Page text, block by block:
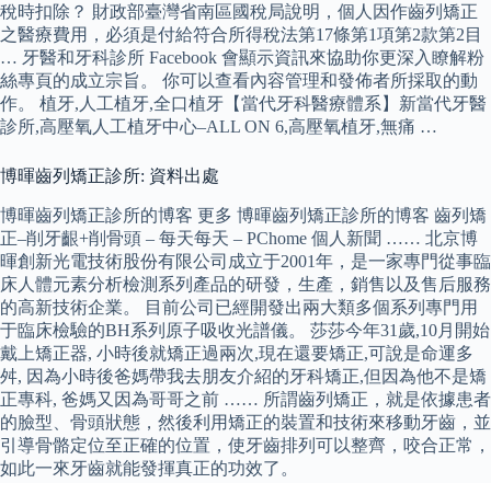
稅時扣除？ 財政部臺灣省南區國稅局說明，個人因作齒列矯正
之醫療費用，必須是付給符合所得稅法第17條第1項第2款第2目
… 牙醫和牙科診所 Facebook 會顯示資訊來協助你更深入瞭解粉
絲專頁的成立宗旨。 你可以查看內容管理和發佈者所採取的動
作。 植牙,人工植牙,全口植牙【當代牙科醫療體系】新當代牙醫
診所,高壓氧人工植牙中心–ALL ON 6,高壓氧植牙,無痛 …
博暉齒列矯正診所: 資料出處
博暉齒列矯正診所的博客 更多 博暉齒列矯正診所的博客 齒列矯
正–削牙齦+削骨頭 – 每天每天 – PChome 個人新聞 …… 北京博
暉創新光電技術股份有限公司成立于2001年，是一家專門從事臨
床人體元素分析檢測系列產品的研發，生產，銷售以及售后服務
的高新技術企業。 目前公司已經開發出兩大類多個系列專門用
于臨床檢驗的BH系列原子吸收光譜儀。 莎莎今年31歲,10月開始
戴上矯正器, 小時後就矯正過兩次,現在還要矯正,可說是命運多
舛, 因為小時後爸媽帶我去朋友介紹的牙科矯正,但因為他不是矯
正專科, 爸媽又因為哥哥之前 …… 所謂齒列矯正，就是依據患者
的臉型、骨頭狀態，然後利用矯正的裝置和技術來移動牙齒，並
引導骨骼定位至正確的位置，使牙齒排列可以整齊，咬合正常，
如此一來牙齒就能發揮真正的功效了。